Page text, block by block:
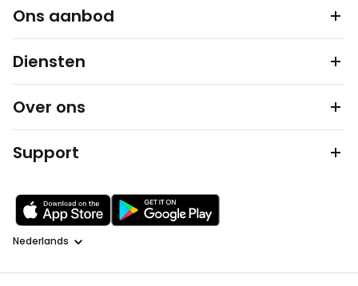
Ons aanbod
Diensten
Over ons
Support
Taal